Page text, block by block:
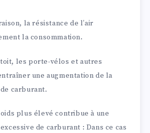
la résistance de l’air
la consommation.
les porte-vélos et autres
une augmentation de la
carburant.
plus élevé contribue à une
de carburant : Dans ce cas